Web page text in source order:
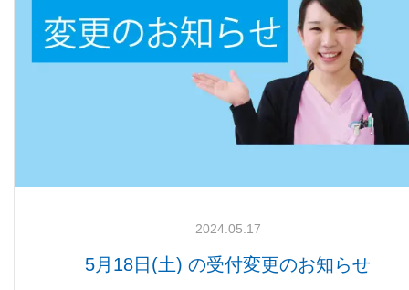
検査機器のご紹介
2024.05.17
5月18日(土) の受付変更のお知らせ